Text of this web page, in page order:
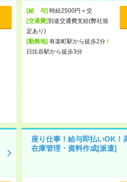
[給 与]時給2500円＋交
[交通費]別途交通費支給(弊社規
定あり)
[勤務地]有楽町駅から徒歩2分/
日比谷駅から徒歩3分
座り仕事！給与即払いOK！
在庫管理・資料作成[派遣]